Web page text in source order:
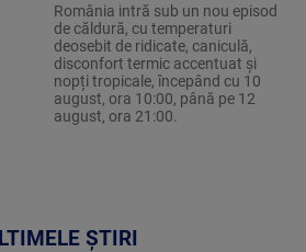
România intră sub un nou episod
de căldură, cu temperaturi
deosebit de ridicate, caniculă,
disconfort termic accentuat și
nopți tropicale, începând cu 10
august, ora 10:00, până pe 12
august, ora 21:00.
ȘTIRI